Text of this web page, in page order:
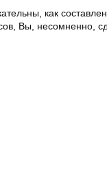
как
Вы, несомненно,